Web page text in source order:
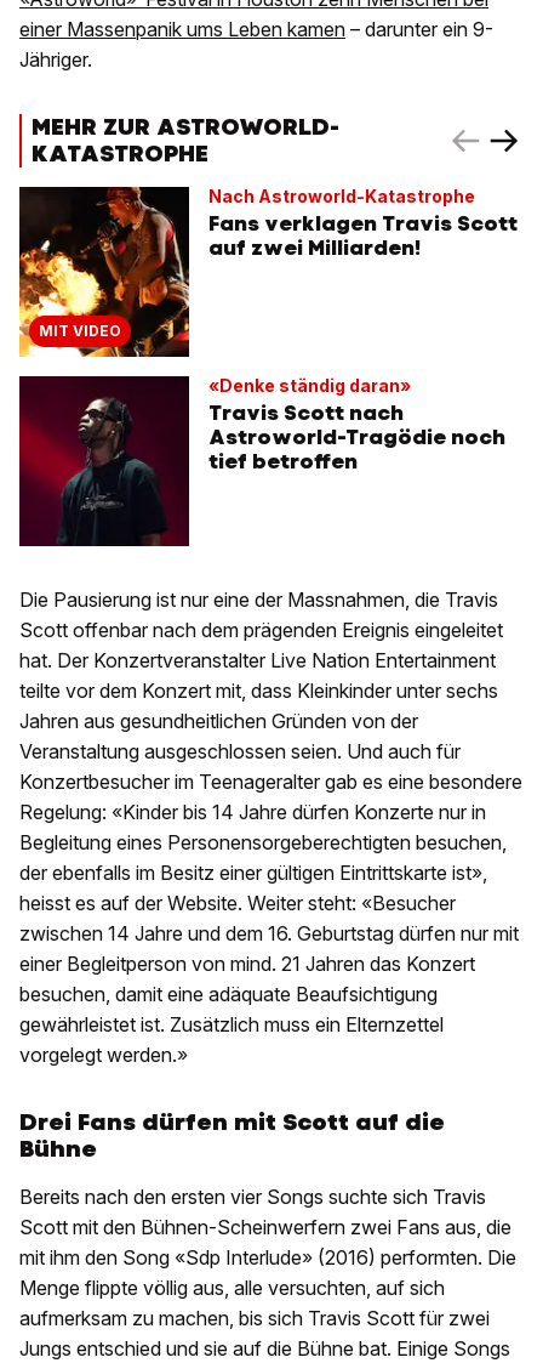
einer Massenpanik ums Leben kamen – darunter ein 9-
Jähriger.
MEHR ZUR ASTROWORLD-
KATASTROPHE
MIT VIDEO
Nach Astroworld-Katastrophe
Fans verklagen Travis Scott
auf zwei Milliarden!
«Denke ständig daran»
Travis Scott nach
Astroworld-Tragödie noch
tief betroffen
Die Pausierung ist nur eine der Massnahmen, die Travis
Scott offenbar nach dem prägenden Ereignis eingeleitet
hat. Der Konzertveranstalter Live Nation Entertainment
teilte vor dem Konzert mit, dass Kleinkinder unter sechs
Jahren aus gesundheitlichen Gründen von der
Veranstaltung ausgeschlossen seien. Und auch für
Konzertbesucher im Teenageralter gab es eine besondere
Regelung: «Kinder bis 14 Jahre dürfen Konzerte nur in
Begleitung eines Personensorgeberechtigten besuchen,
der ebenfalls im Besitz einer gültigen Eintrittskarte ist»,
heisst es auf der Website. Weiter steht: «Besucher
zwischen 14 Jahre und dem 16. Geburtstag dürfen nur mit
einer Begleitperson von mind. 21 Jahren das Konzert
besuchen, damit eine adäquate Beaufsichtigung
gewährleistet ist. Zusätzlich muss ein Elternzettel
vorgelegt werden.»
Drei Fans dürfen mit Scott auf die
Bühne
Bereits nach den ersten vier Songs suchte sich Travis
Scott mit den Bühnen-Scheinwerfern zwei Fans aus, die
mit ihm den Song «Sdp Interlude» (2016) performten. Die
Menge flippte völlig aus, alle versuchten, auf sich
aufmerksam zu machen, bis sich Travis Scott für zwei
Jungs entschied und sie auf die Bühne bat. Einige Songs